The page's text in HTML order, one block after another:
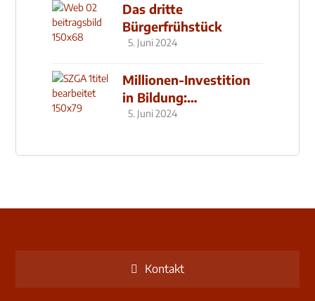
Das dritte
Bürgerfrühstück
5. Juni 2024
Millionen-Investition
in Bildung:
Schulzentrum-Neubau
5. Juni 2024
Kontakt